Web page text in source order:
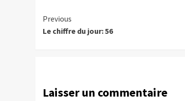
Continue
Reading
Previous
Le chiffre du jour: 56
Laisser un commentaire